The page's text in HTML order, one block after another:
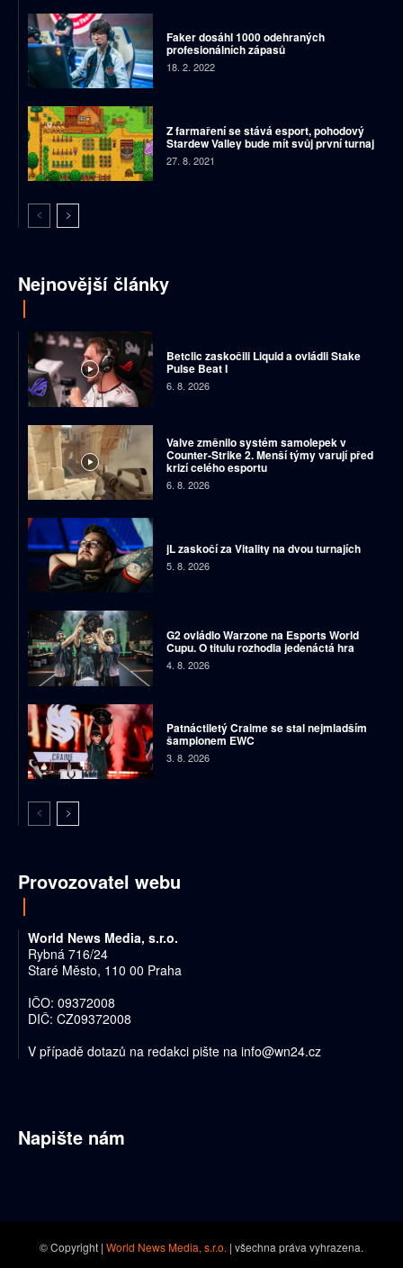
Faker dosáhl 1000 odehraných
profesionálních zápasů
18. 2. 2022
Z farmaření se stává esport, pohodový
Stardew Valley bude mít svůj první turnaj
27. 8. 2021
Nejnovější články
Betclic zaskočili Liquid a ovládli Stake
Pulse Beat I
6. 8. 2026
Valve změnilo systém samolepek v
Counter-Strike 2. Menší týmy varují před
krizí celého esportu
6. 8. 2026
jL zaskočí za Vitality na dvou turnajích
5. 8. 2026
G2 ovládlo Warzone na Esports World
Cupu. O titulu rozhodla jedenáctá hra
4. 8. 2026
Patnáctiletý Craime se stal nejmladším
šampionem EWC
3. 8. 2026
Provozovatel webu
World News Media, s.r.o.
Rybná 716/24
Staré Město, 110 00 Praha
IČO: 09372008
DIČ: CZ09372008
V případě dotazů na redakci pište na info@wn24.cz
Napište nám
© Copyright | World News Media, s.r.o. | všechna práva vyhrazena.